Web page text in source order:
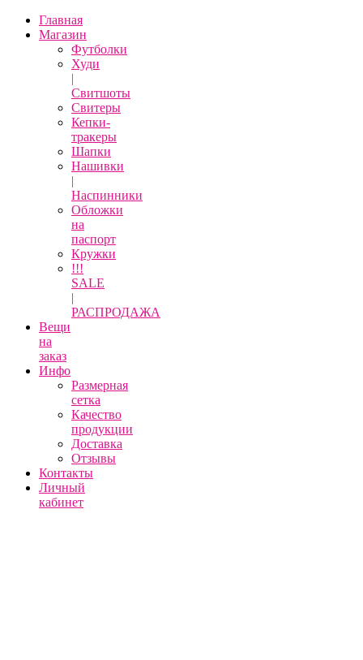
Главная
Магазин
Футболки
Худи
|
Свитшоты
Свитеры
Кепки-
тракеры
Шапки
Нашивки
|
Наспинники
Обложки
на
паспорт
Кружки
!!!
SALE
|
РАСПРОДАЖА
Вещи
на
заказ
Инфо
Размерная
сетка
Качество
продукции
Доставка
Отзывы
Контакты
Личный
кабинет